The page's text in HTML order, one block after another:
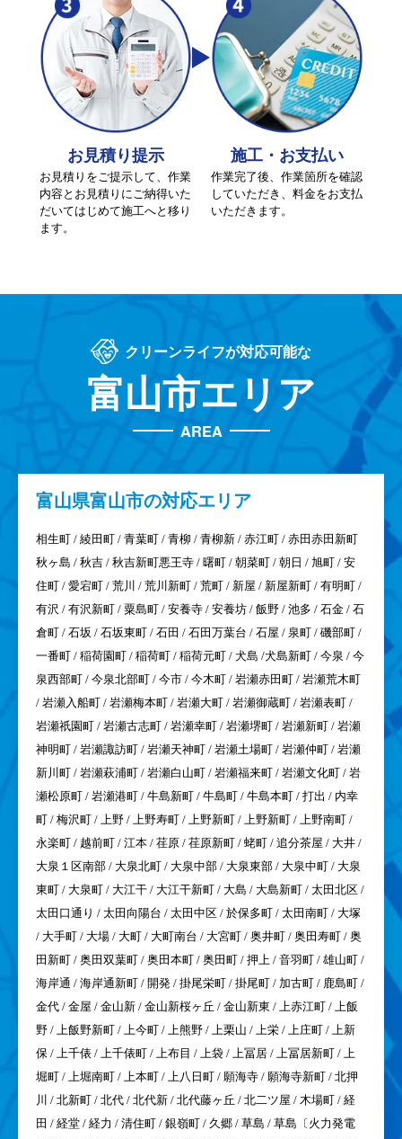
お見積り提示
お見積りをご提示して、作業
内容とお見積りにご納得いた
だいてはじめて施工へと移り
ます。
施工・お支払い
作業完了後、作業箇所を確認
していただき、料金をお支払
いただきます。
クリーンライフが対応可能な
富山市エリア
AREA
富山県富山市の対応エリア
相生町 / 綾田町 / 青葉町 / 青柳 / 青柳新 / 赤江町 / 赤田赤田新町
秋ヶ島 / 秋吉 / 秋吉新町悪王寺 / 曙町 / 朝菜町 / 朝日 / 旭町 / 安
住町 / 愛宕町 / 荒川 / 荒川新町 / 荒町 / 新屋 / 新屋新町 / 有明町 /
有沢 / 有沢新町 / 粟島町 / 安養寺 / 安養坊 / 飯野 / 池多 / 石金 / 石
倉町 / 石坂 / 石坂東町 / 石田 / 石田万葉台 / 石屋 / 泉町 / 磯部町 /
一番町 / 稲荷園町 / 稲荷町 / 稲荷元町 / 犬島 /犬島新町 / 今泉 / 今
泉西部町 / 今泉北部町 / 今市 / 今木町 / 岩瀬赤田町 / 岩瀬荒木町
/ 岩瀬入船町 / 岩瀬梅本町 / 岩瀬大町 / 岩瀬御蔵町 / 岩瀬表町 /
岩瀬祇園町 / 岩瀬古志町 / 岩瀬幸町 / 岩瀬堺町 / 岩瀬新町 / 岩瀬
神明町 / 岩瀬諏訪町 / 岩瀬天神町 / 岩瀬土場町 / 岩瀬仲町 / 岩瀬
新川町 / 岩瀬萩浦町 / 岩瀬白山町 / 岩瀬福来町 / 岩瀬文化町 / 岩
瀬松原町 / 岩瀬港町 / 牛島新町 / 牛島町 / 牛島本町 / 打出 / 内幸
町 / 梅沢町 / 上野 / 上野寿町 / 上野新町 / 上野新町 / 上野南町 /
永楽町 / 越前町 / 江本 / 荏原 / 荏原新町 / 蛯町 / 追分茶屋 / 大井 /
大泉１区南部 / 大泉北町 / 大泉中部 / 大泉東部 / 大泉中町 / 大泉
東町 / 大泉町 / 大江干 / 大江干新町 / 大島 / 大島新町 / 太田北区 /
太田口通り / 太田向陽台 / 太田中区 / 於保多町 / 太田南町 / 大塚
/ 大手町 / 大場 / 大町 / 大町南台 / 大宮町 / 奥井町 / 奥田寿町 / 奥
田新町 / 奥田双葉町 / 奥田本町 / 奥田町 / 押上 / 音羽町 / 雄山町 /
海岸通 / 海岸通新町 / 開発 / 掛尾栄町 / 掛尾町 / 加古町 / 鹿島町 /
金代 / 金屋 / 金山新 / 金山新桜ヶ丘 / 金山新東 / 上赤江町 / 上飯
野 / 上飯野新町 / 上今町 / 上熊野 / 上栗山 / 上栄 / 上庄町 / 上新
保 / 上千俵 / 上千俵町 / 上布目 / 上袋 / 上冨居 / 上冨居新町 / 上
堀町 / 上堀南町 / 上本町 / 上八日町 / 願海寺 / 願海寺新町 / 北押
川 / 北新町 / 北代 / 北代新 / 北代藤ヶ丘 / 北二ツ屋 / 木場町 / 経
田 / 経堂 / 経力 / 清住町 / 銀嶺町 / 久郷 / 草島 / 草島〔火力発電